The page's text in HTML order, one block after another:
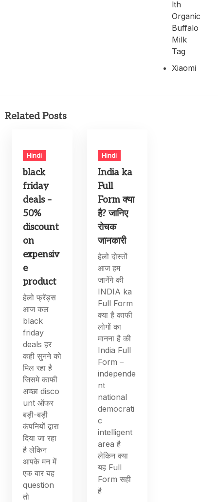
Lth
Organic
Buffalo
Milk
Tag
Xiaomi
Related Posts
Hindi
black
friday
deals –
50%
discount
on
expensiv
e
product
हेलो फ्रेंड्स
आज कल
black
friday
deals हर
कही सुनने को
मिल रहा है
जिसमे काफी
अच्छा disco
unt ऑफर
बड़ी-बड़ी
कंपनियों द्वारा
दिया जा रहा
है लेकिन
आपके मन में
एक बार यह
question
तो
Hindi
India ka
Full
Form क्या
है? जानिए
रोचक
जानकारी
हेलो दोस्तों
आज हम
जानेंगे की
INDIA ka
Full Form
क्या है काफी
लोगों का
मानना है की
India Full
Form –
independe
nt
national
democrati
c
intelligent
area है
लेकिन क्या
यह Full
Form सही
है